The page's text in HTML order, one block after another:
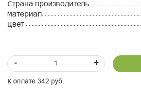
Страна производитель
Материал
Цвет
- +
К оплате 342 руб.